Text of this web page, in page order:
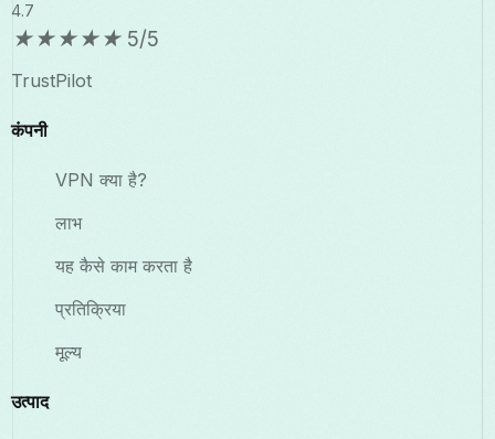
4.7
★★★★★ 5/5
TrustPilot
कंपनी
VPN क्या है?
लाभ
यह कैसे काम करता है
प्रतिक्रिया
मूल्य
उत्पाद